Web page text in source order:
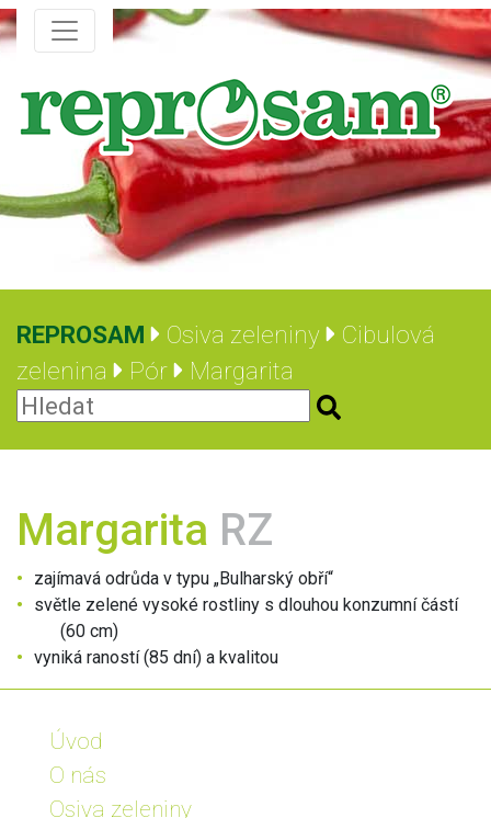
REPROSAM Osiva zeleniny
Cibulová
zelenina
Pór Margarita
Úvod
O nás
Osiva zeleniny
Margarita RZ
zajímavá odrůda v typu „Bulharský obří“
světle zelené vysoké rostliny s dlouhou konzumní částí
(60 cm)
vyniká raností (85 dní) a kvalitou